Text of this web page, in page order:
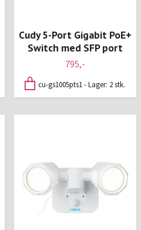
Cudy 5-Port Gigabit PoE+
Switch med SFP port
795,-
cu-gs1005pts1 - Lager: 2 stk.